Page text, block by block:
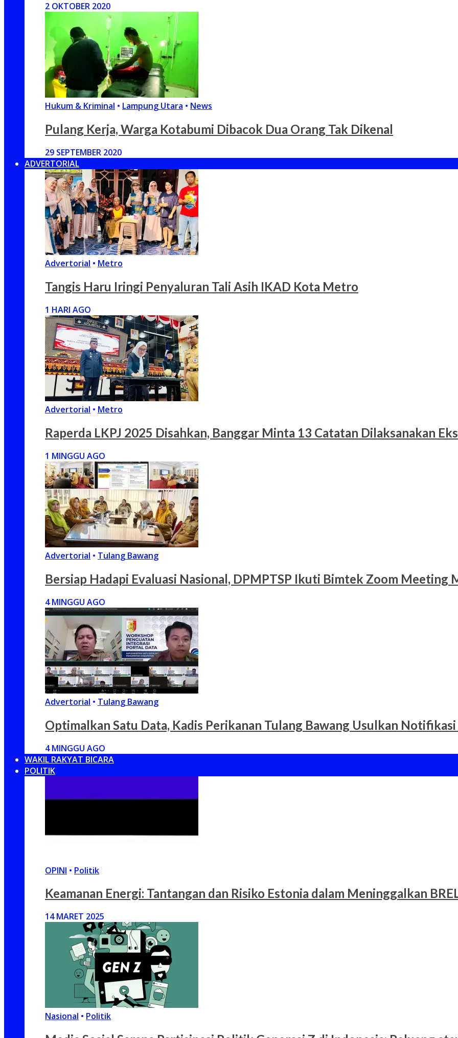
2 OKTOBER 2020
Hukum & Kriminal • Lampung Utara • News
Pulang Kerja, Warga Kotabumi Dibacok Dua Orang Tak Dikenal
29 SEPTEMBER 2020
ADVERTORIAL
Advertorial • Metro
Tangis Haru Iringi Penyaluran Tali Asih IKAD Kota Metro
1 HARI AGO
Advertorial • Metro
Raperda LKPJ 2025 Disahkan, Banggar Minta 13 Catatan Dilaksanakan
1 MINGGU AGO
Advertorial • Tulang Bawang
Bersiap Hadapi Evaluasi Nasional, DPMPTSP Ikuti Bimtek Zoom Meeting
4 MINGGU AGO
Advertorial • Tulang Bawang
Optimalkan Satu Data, Kadis Perikanan Tulang Bawang Usulkan Notifikasi
4 MINGGU AGO
WAKIL RAKYAT BICARA
POLITIK
OPINI • Politik
Keamanan Energi: Tantangan dan Risiko Estonia dalam Meninggalkan
14 MARET 2025
Nasional • Politik